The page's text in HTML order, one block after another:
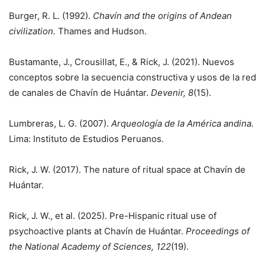
Burger, R. L. (1992). Chavín and the origins of Andean
civilization. Thames and Hudson.
Bustamante, J., Crousillat, E., & Rick, J. (2021). Nuevos
conceptos sobre la secuencia constructiva y usos de la red
de canales de Chavín de Huántar. Devenir, 8(15).
Lumbreras, L. G. (2007). Arqueología de la América andina.
Lima: Instituto de Estudios Peruanos.
Rick, J. W. (2017). The nature of ritual space at Chavín de
Huántar.
Rick, J. W., et al. (2025). Pre-Hispanic ritual use of
psychoactive plants at Chavín de Huántar. Proceedings of
the National Academy of Sciences, 122(19).